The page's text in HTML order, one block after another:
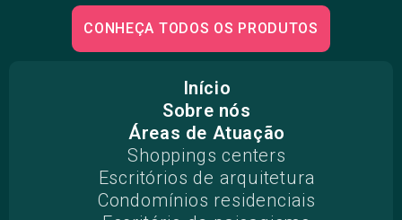
CONHEÇA TODOS OS PRODUTOS
Início
Sobre nós
Áreas de Atuação
Shoppings centers
Escritórios de arquitetura
Condomínios residenciais